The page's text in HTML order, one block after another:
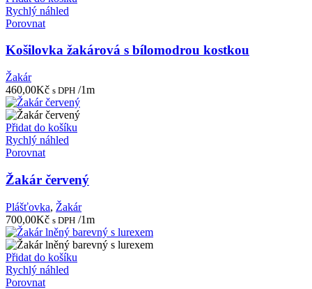
Rychlý náhled
Porovnat
Košilovka žakárová s bílomodrou kostkou
Žakár
460,00Kč s DPH /1m
Přidat do košíku
Rychlý náhled
Porovnat
Žakár červený
Plášťovka, Žakár
700,00Kč s DPH /1m
Přidat do košíku
Rychlý náhled
Porovnat